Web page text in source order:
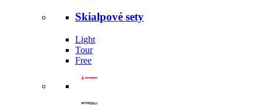
Skialpové sety
Light
Tour
Free